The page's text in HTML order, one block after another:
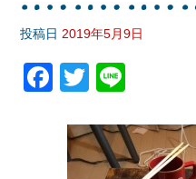
投稿日 2019年5月9日
F
c
e
T
tt
er
e